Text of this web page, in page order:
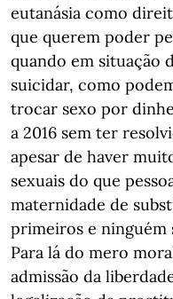
eutanásia como
que querem poder
quando em situação
suicidar, como
trocar sexo por
a 2016 sem ter
apesar de haver
sexuais do que
maternidade de
primeiros e ninguém
Para lá do mero
admissão da